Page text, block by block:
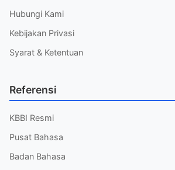
Hubungi Kami
Kebijakan Privasi
Syarat & Ketentuan
Referensi
KBBI Resmi
Pusat Bahasa
Badan Bahasa